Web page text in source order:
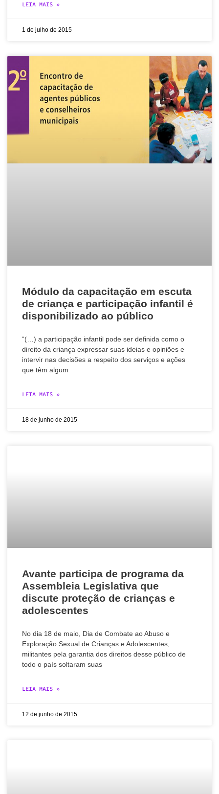
LEIA MAIS »
1 de julho de 2015
Módulo da capacitação em escuta
de criança e participação infantil é
disponibilizado ao público
“(…) a participação infantil pode ser definida como o
direito da criança expressar suas ideias e opiniões e
intervir nas decisões a respeito dos serviços e ações
que têm algum
LEIA MAIS »
18 de junho de 2015
Avante participa de programa da
Assembleia Legislativa que
discute proteção de crianças e
adolescentes
No dia 18 de maio, Dia de Combate ao Abuso e
Exploração Sexual de Crianças e Adolescentes,
militantes pela garantia dos direitos desse público de
todo o país soltaram suas
LEIA MAIS »
12 de junho de 2015